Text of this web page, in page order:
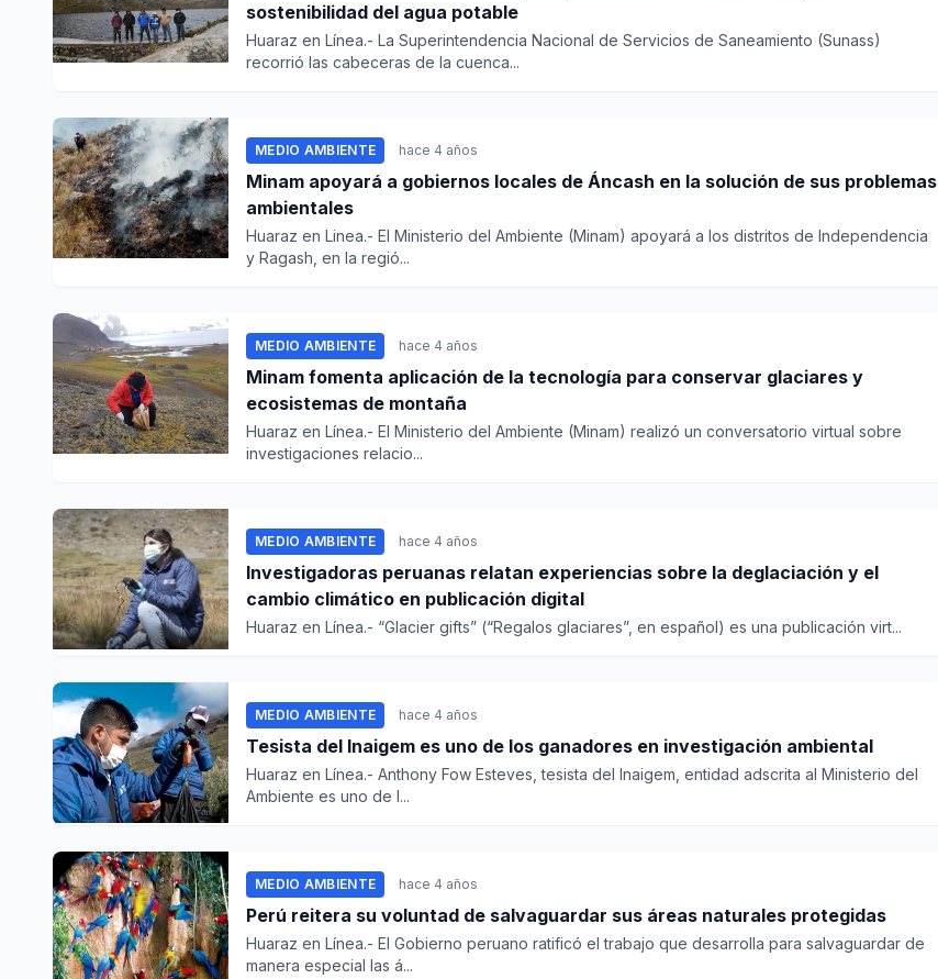
sostenibilidad del agua potable
Huaraz en Línea.- La Superintendencia Nacional de Servicios de Saneamiento (Sunass)
recorrió las cabeceras de la cuenca...
MEDIO AMBIENTE hace 4 años
Minam apoyará a gobiernos locales de Áncash en la solución de sus problemas
ambientales
Huaraz en Linea.- El Ministerio del Ambiente (Minam) apoyará a los distritos de Independencia
y Ragash, en la regió...
MEDIO AMBIENTE hace 4 años
Minam fomenta aplicación de la tecnología para conservar glaciares y
ecosistemas de montaña
Huaraz en Línea.- El Ministerio del Ambiente (Minam) realizó un conversatorio virtual sobre
investigaciones relacio...
MEDIO AMBIENTE hace 4 años
Investigadoras peruanas relatan experiencias sobre la deglaciación y el
cambio climático en publicación digital
Huaraz en Línea.- “Glacier gifts” (“Regalos glaciares”, en español) es una publicación virt...
MEDIO AMBIENTE hace 4 años
Tesista del Inaigem es uno de los ganadores en investigación ambiental
Huaraz en Línea.- Anthony Fow Esteves, tesista del Inaigem, entidad adscrita al Ministerio del
Ambiente es uno de l...
MEDIO AMBIENTE hace 4 años
Perú reitera su voluntad de salvaguardar sus áreas naturales protegidas
Huaraz en Línea.- El Gobierno peruano ratificó el trabajo que desarrolla para salvaguardar de
manera especial las á...